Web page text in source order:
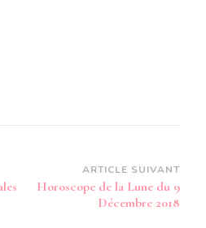
ARTICLE SUIVANT
Horoscope de la Lune du 9
Décembre 2018